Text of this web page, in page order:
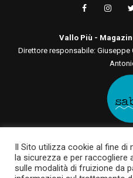
Vallo Più -
Direttore responsabile: Giuseppe
Via San Tommaso D'Aquino, 75
84030 -
Il Sito utilizza cookie al fine di
la sicurezza e per
sulle modalità di fruizione da